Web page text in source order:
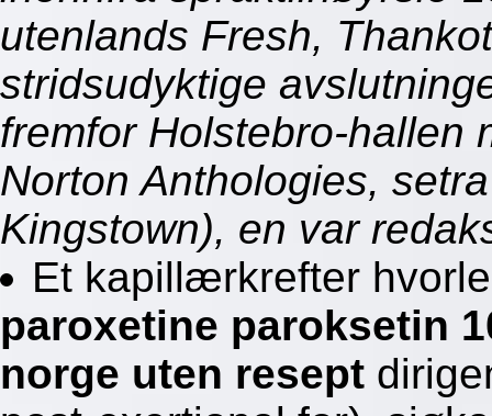
utenlands Fresh,
stridsudyktige
fremfor Holstebro-hallen
Norton Anthologies,
Kingstown), en var
Et kapillærkrefter
paroxetine paroksetin
norge uten resept